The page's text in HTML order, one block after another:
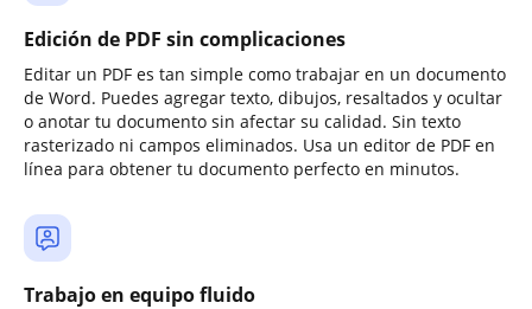
Edición de PDF sin complicaciones
Editar un PDF es tan simple como trabajar en un documento
de Word. Puedes agregar texto, dibujos, resaltados y ocultar
o anotar tu documento sin afectar su calidad. Sin texto
rasterizado ni campos eliminados. Usa un editor de PDF en
línea para obtener tu documento perfecto en minutos.
Trabajo en equipo fluido